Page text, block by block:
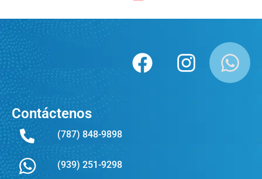
Contáctenos
(787) 848-9898
(939) 251-9298